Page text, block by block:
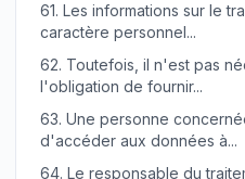
61. Les informations sur le
caractère personnel...
62. Toutefois, il n'est pas
l'obligation de fournir...
63. Une personne
d'accéder aux données à...
64. Le responsable du